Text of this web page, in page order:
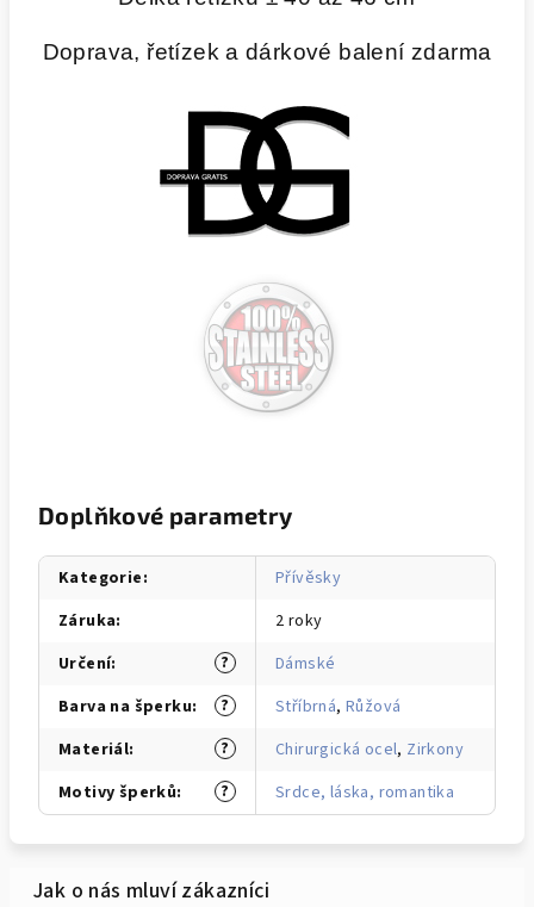
Doprava, řetízek a dárkové balení zdarma
Doplňkové parametry
Kategorie:
Přívěsky
Záruka:
2 roky
?
Určení:
Dámské
?
Barva na šperku: Stříbrná,Růžová
?
Materiál: Chirurgická ocel, Zirkony
?
Motivy šperků: Srdce, láska, romantika